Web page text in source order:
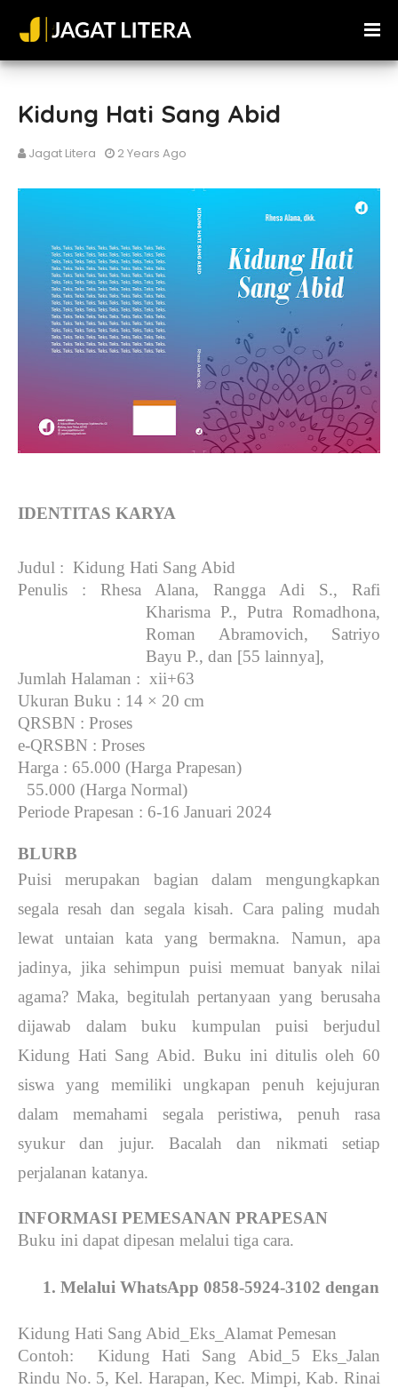
Kidung Hati Sang Abid
Jagat Litera 2 Years Ago
IDENTITAS KARYA
Judul : Kidung Hati Sang Abid
Penulis
: Rhesa Alana, Rangga Adi S., Rafi
Kharisma P., Putra Romadhona,
Roman Abramovich, Satriyo
Bayu P., dan [55 lainnya],
Jumlah Halaman : xii+63
Ukuran Buku : 14 × 20 cm
QRSBN : Proses
e-QRSBN : Proses
Harga : 65.000 (Harga Prapesan)
55.000 (Harga Normal)
Periode Prapesan : 6-16 Januari 2024
BLURB
Puisi merupakan bagian dalam mengungkapkan
segala resah dan segala kisah. Cara paling mudah
lewat untaian kata yang bermakna. Namun, apa
jadinya, jika sehimpun puisi memuat banyak nilai
agama? Maka, begitulah pertanyaan yang berusaha
dijawab dalam buku kumpulan puisi berjudul
Kidung Hati Sang Abid. Buku ini ditulis oleh 60
siswa yang memiliki ungkapan penuh kejujuran
dalam memahami segala peristiwa, penuh rasa
syukur dan jujur. Bacalah dan nikmati setiap
perjalanan katanya.
INFORMASI PEMESANAN PRAPESAN
Buku ini dapat dipesan melalui tiga cara.
Melalui WhatsApp 0858-5924-3102 dengan
Kidung Hati Sang Abid_Eks_Alamat Pemesan
Contoh: Kidung Hati Sang Abid_5 Eks_Jalan
Rindu No. 5, Kel. Harapan, Kec. Mimpi, Kab. Rinai